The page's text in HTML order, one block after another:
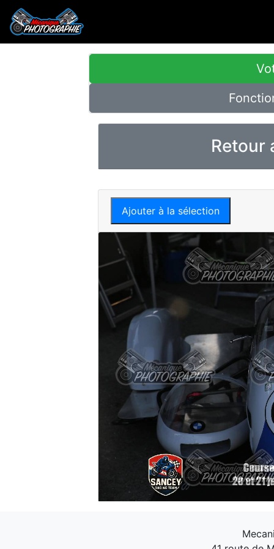
Retour
Ajouter à la sélection